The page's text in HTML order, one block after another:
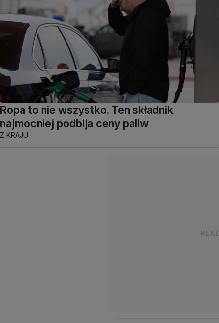
Ropa to nie wszystko. Ten składnik
najmocniej podbija ceny paliw
Z KRAJU